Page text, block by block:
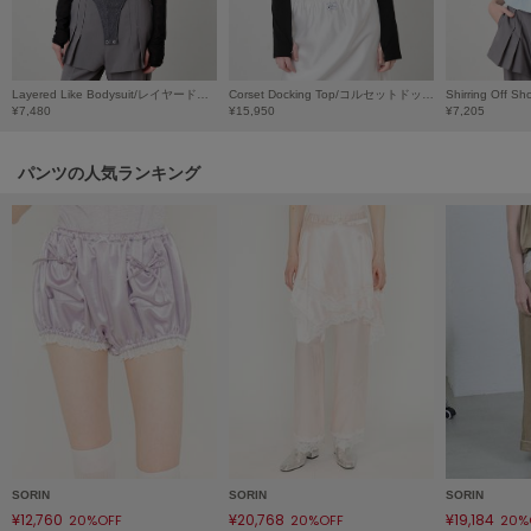
LAATO
ラート
le coq sportif
ルコックスポルティフ
LeSportsac
レスポートサック
LILY BROWN
リリーブラウン
リトルユニオン トウキョウ
¥7,480
¥15,950
¥7,205
パンツの人気ランキング
SORIN
¥12,760 20%OFF
SORIN
¥20,768 20%OFF
SORIN
¥19,184